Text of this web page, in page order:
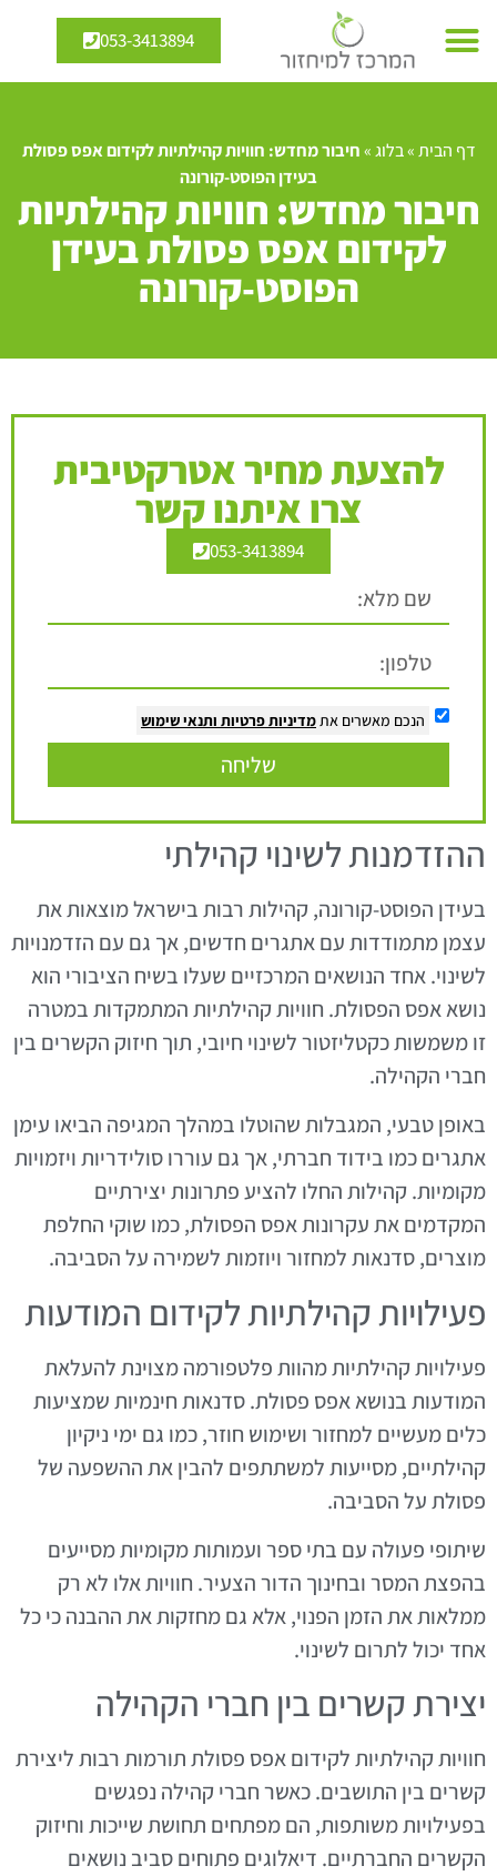
053-3413894
דף הבית»בלוג»חיבור מחדש: חוויות קהילתיות לקידום אפס פסולת
בעידן הפוסט-קורונה
חיבור מחדש: חוויות קהילתיות
לקידום אפס פסולת בעידן
הפוסט-קורונה
להצעת מחיר אטרקטיבית
צרו איתנו קשר
053-3413894
הנכם מאשרים את מדיניות פרטיות ותנאי שימוש
שליחה
ההזדמנות לשינוי קהילתי
בעידן הפוסט-קורונה, קהילות רבות בישראל מוצאות את
עצמן מתמודדות עם אתגרים חדשים, אך גם עם הזדמנויות
לשינוי. אחד הנושאים המרכזיים שעלו בשיח הציבורי הוא
נושא אפס הפסולת. חוויות קהילתיות המתמקדות במטרה
זו משמשות כקטליזטור לשינוי חיובי, תוך חיזוק הקשרים בין
חברי הקהילה.
באופן טבעי, המגבלות שהוטלו במהלך המגיפה הביאו עימן
אתגרים כמו בידוד חברתי, אך גם עוררו סולידריות ויזמויות
מקומיות. קהילות החלו להציע פתרונות יצירתיים
המקדמים את עקרונות אפס הפסולת, כמו שוקי החלפת
מוצרים, סדנאות למחזור ויוזמות לשמירה על הסביבה.
פעילויות קהילתיות לקידום המודעות
פעילויות קהילתיות מהוות פלטפורמה מצוינת להעלאת
המודעות בנושא אפס פסולת. סדנאות חינמיות שמציעות
כלים מעשיים למחזור ושימוש חוזר, כמו גם ימי ניקיון
קהילתיים, מסייעות למשתתפים להבין את ההשפעה של
פסולת על הסביבה.
שיתופי פעולה עם בתי ספר ועמותות מקומיות מסייעים
בהפצת המסר ובחינוך הדור הצעיר. חוויות אלו לא רק
ממלאות את הזמן הפנוי, אלא גם מחזקות את ההבנה כי כל
אחד יכול לתרום לשינוי.
יצירת קשרים בין חברי הקהילה
חוויות קהילתיות לקידום אפס פסולת תורמות רבות ליצירת
קשרים בין התושבים. כאשר חברי קהילה נפגשים
בפעילויות משותפות, הם מפתחים תחושת שייכות וחיזוק
הקשרים החברתיים. דיאלוגים פתוחים סביב נושאים